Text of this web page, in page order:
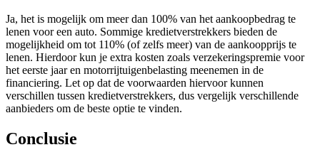
Ja, het is mogelijk om meer dan 100% van het aankoopbedrag te
lenen voor een auto. Sommige kredietverstrekkers bieden de
mogelijkheid om tot 110% (of zelfs meer) van de aankoopprijs te
lenen. Hierdoor kun je extra kosten zoals verzekeringspremie voor
het eerste jaar en motorrijtuigenbelasting meenemen in de
financiering. Let op dat de voorwaarden hiervoor kunnen
verschillen tussen kredietverstrekkers, dus vergelijk verschillende
aanbieders om de beste optie te vinden.
Conclusie